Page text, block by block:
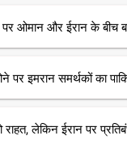
पर ओमान और ईरान के बीच
पर इमरान समर्थकों का
राहत, लेकिन ईरान पर